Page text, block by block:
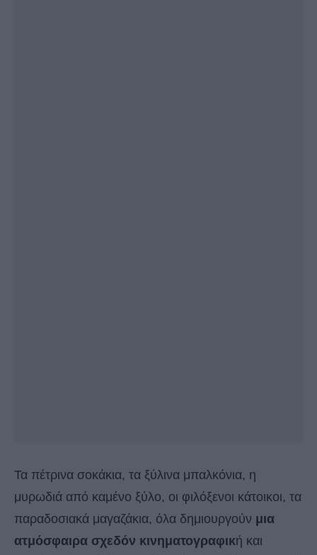
Τα πέτρινα σοκάκια, τα ξύλινα μπαλκόνια, η
μυρωδιά από καμένο ξύλο, οι φιλόξενοι κάτοικοι, τα
παραδοσιακά μαγαζάκια, όλα δημιουργούν μια
ατμόσφαιρα σχεδόν κινηματογραφική και